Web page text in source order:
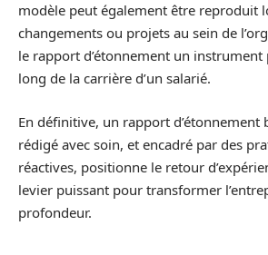
modèle peut également être reproduit
changements ou projets au sein de
le rapport d’étonnement un instrument
long de la carrière d’un salarié.
En définitive, un rapport d’étonnement
rédigé avec soin, et encadré par des
réactives, positionne le retour
levier puissant pour transformer
profondeur.